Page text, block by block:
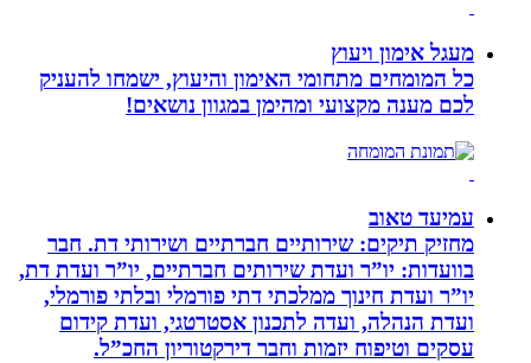
מעגל אימון ויעוץ
כל המומחים מתחומי האימון והיעוץ, ישמחו להעניק
לכם מענה מקצועי ומהימן במגוון נושאים!
עמיעד טאוב
מחזיק תיקים: שירותיים חברתיים ושירותי דת. חבר
בוועדות: יו”ר ועדת שירותים חברתיים, יו”ר ועדת דת,
יו”ר ועדת חינוך ממלכתי דתי פורמלי ובלתי פורמלי,
ועדת הנהלה, ועדה לתכנון אסטרטגי, ועדת קידום
עסקים וטיפוח יזמות וחבר דירקטוריון החכ”ל.